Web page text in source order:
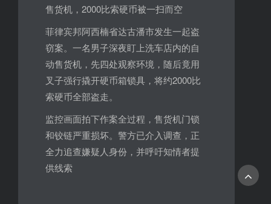
售货机，2000比索硬币被一扫而空
菲律宾邦阿西楠省达古潘市发生一起盗
窃案。一名男子深夜盯上洗车店内的自
动售货机，先四处观察环境，随后竟用
叉子强行撬开硬币箱锁具，将约2000比
索硬币全部盗走。
监控画面拍下作案全过程，售货机门锁
和铰链严重损坏。警方已介入调查，正
全力追查嫌疑人身份，并呼吁知情者提
供线索